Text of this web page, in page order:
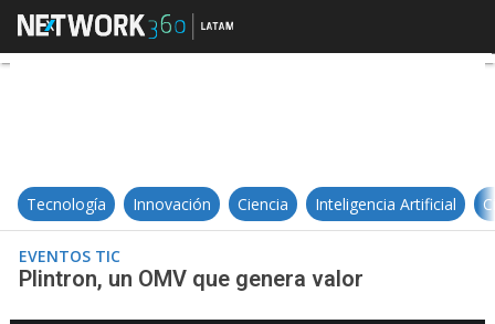
Plintron, un OMV que genera valor
Tecnología Innovación Ciencia Inteligencia Artificial
EVENTOS TIC
Plintron, un OMV que genera valor